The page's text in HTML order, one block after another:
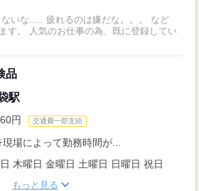
登録してい
品
駅
円 交通費一部支給
場によって勤務時間が...
木曜日 金曜日 土曜日 日曜日 祝日
もっと見る